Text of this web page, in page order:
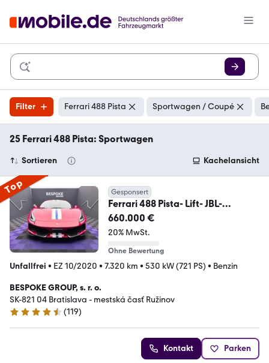
Filter Ferrari 488 Pista Sportwagen / Coupé
25 Ferrari 488 Pista: Sportwagen
Sortieren Kachelansicht
Top Gesponsert
Ferrari 488 Pista- Lift- JBL-
Carbon- Livery stripes
660.000 €
20% MwSt.
Ohne Bewertung
Unfallfrei • EZ 10/2020 • 7.320 km • 530 kW (721 PS) • Benzin
BESPOKE GROUP, s. r. o.
SK-821 04 Bratislava - mestská časť Ružinov
4.6 Sterne
(119)
Kontakt Parken